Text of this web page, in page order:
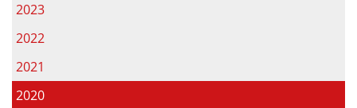
2023
2022
2021
2020